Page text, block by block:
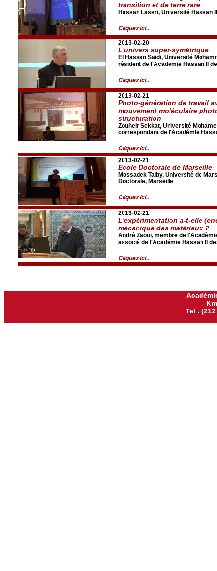
transition et de terre rare
Hassan Lassri, Université Hassan
Cliquez ici..
2013-02-20
L'univers super-symétrique
El Hassan Saidi, Université
résident de l'Académie Hassan II
Cliquez ici..
2013-02-21
Photo-génération de travail
mouvement moléculaire
structuration
Zouheir Sekkat, Université
correspondant de l'Académie
Cliquez ici..
2013-02-21
Ecole Doctorale de Marseille
Mossadek Talby, Université de
Doctorale, Marseille
Cliquez ici..
2013-02-21
L'expérimentation a-t-elle
mécanique des matériaux ?
André Zaoui, membre de
associé de l'Académie Hassan II
Cliquez ici..
Tel : (212